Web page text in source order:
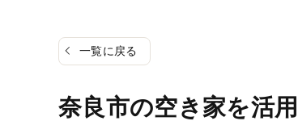
一覧に戻る
奈良市の空き家を活